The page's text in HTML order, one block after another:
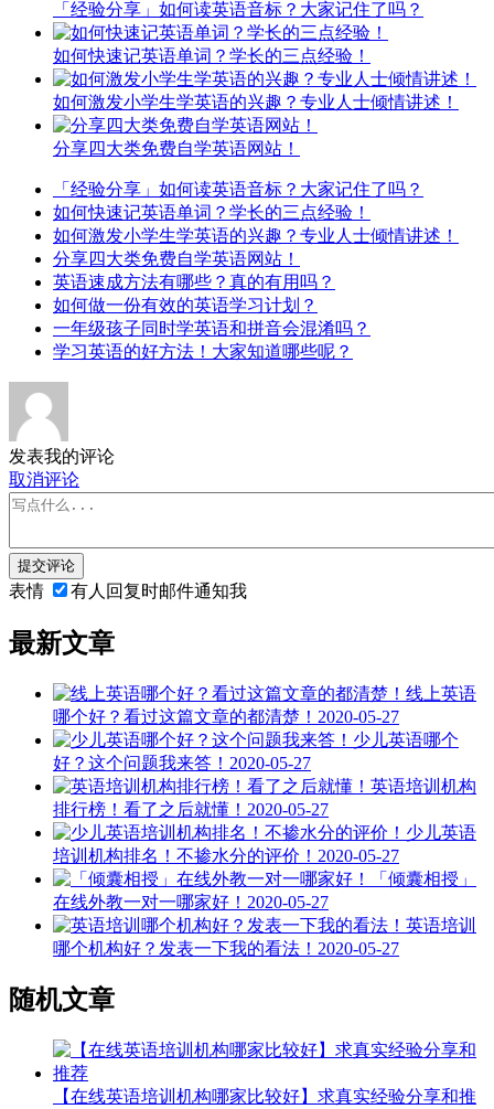
「经验分享」如何读英语音标？大家记住了吗？
如何快速记英语单词？学长的三点经验！
如何激发小学生学英语的兴趣？专业人士倾情讲述！
分享四大类免费自学英语网站！
「经验分享」如何读英语音标？大家记住了吗？
如何快速记英语单词？学长的三点经验！
如何激发小学生学英语的兴趣？专业人士倾情讲述！
分享四大类免费自学英语网站！
英语速成方法有哪些？真的有用吗？
如何做一份有效的英语学习计划？
一年级孩子同时学英语和拼音会混淆吗？
学习英语的好方法！大家知道哪些呢？
发表我的评论
取消评论
提交评论
表情 有人回复时邮件通知我
最新文章
线上英语
哪个好？看过这篇文章的都清楚！ 2020-05-27
少儿英语哪个
好？这个问题我来答！ 2020-05-27
英语培训机构
排行榜！看了之后就懂！ 2020-05-27
少儿英语
培训机构排名！不掺水分的评价！ 2020-05-27
「倾囊相授」
在线外教一对一哪家好！ 2020-05-27
英语培训
哪个机构好？发表一下我的看法！ 2020-05-27
随机文章
【在线英语培训机构哪家比较好】求真实经验分享和推